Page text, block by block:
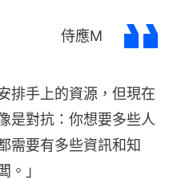
侍應M
排手上的資源，但現在
是對抗：你想要多些人
需要有多些資訊和知
。」